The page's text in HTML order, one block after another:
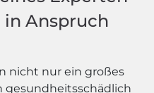
Anspruch
nicht nur ein großes
gesundheitsschädlich